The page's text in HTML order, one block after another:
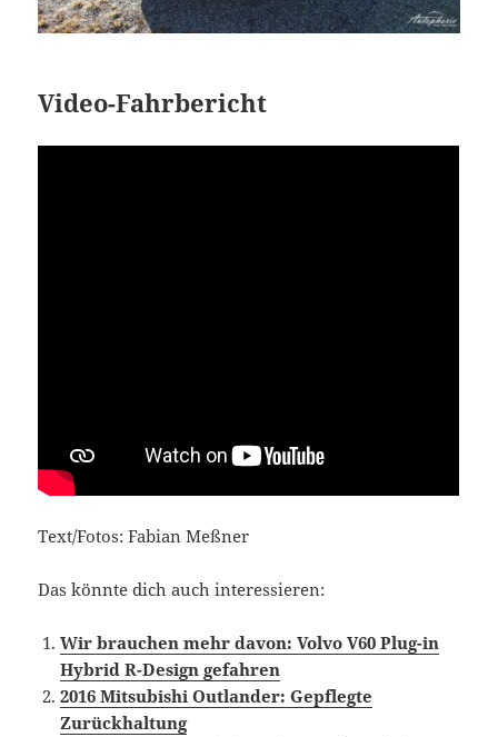
Video-Fahrbericht
Text/Fotos: Fabian Meßner
Das könnte dich auch interessieren:
Wir brauchen mehr davon: Volvo V60 Plug-in
Hybrid R-Design gefahren
2016 Mitsubishi Outlander: Gepflegte
Zurückhaltung